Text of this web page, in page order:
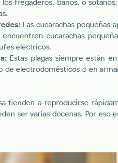
fregaderos, baños, o
Las cucarachas pequeñas
cucarachas
eléctricos.
Estas plagas siempre están
de electrodomésticos o en
tienden a reproducirse
ser varias docenas. Por